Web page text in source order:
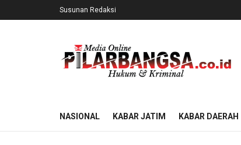
Susunan Redaksi
NASIONAL KABAR JATIM KABAR DAERAH